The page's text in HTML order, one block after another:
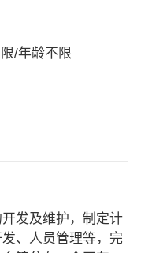
/年龄不限
发及维护，制定计
、人员管理等，完